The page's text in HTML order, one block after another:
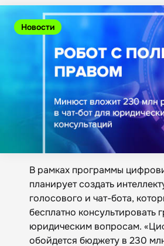
Новости
В рамках программы
планирует создать
голосового и чат-бота,
бесплатно консультировать
юридическим вопросам.
обойдется бюджету в 230